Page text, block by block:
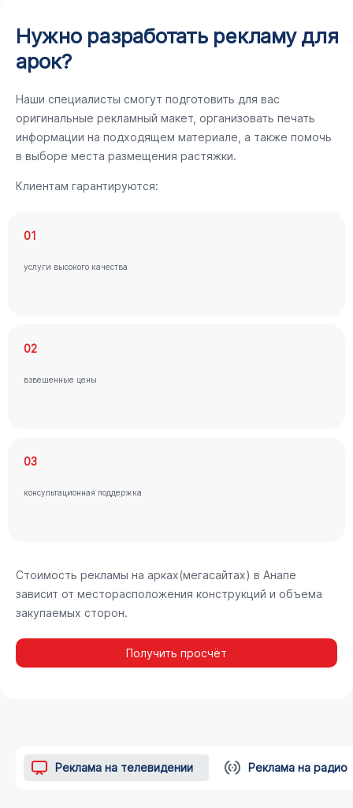
Нужно разработать рекламу для
арок?
Наши специалисты смогут подготовить для вас
оригинальные рекламный макет, организовать печать
информации на подходящем материале, а также помочь
в выборе места размещения растяжки.
Клиентам гарантируются:
01
услуги высокого качества
02
взвешенные цены
03
консультационная поддержка
Стоимость рекламы на арках(мегасайтах) в Анапе
зависит от месторасположения конструкций и объема
закупаемых сторон.
Получить просчёт
Реклама на телевидении Реклама на радио